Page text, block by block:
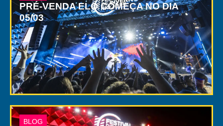
PRÉ-VENDA ELO COMEÇA NO DIA
05/03
BLOG